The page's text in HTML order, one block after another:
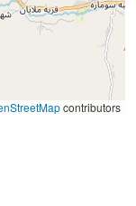
contributors